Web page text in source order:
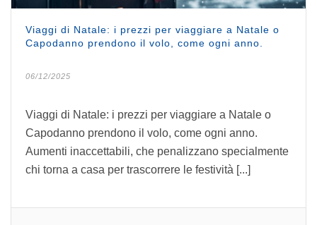
Viaggi di Natale: i prezzi per viaggiare a Natale o
Capodanno prendono il volo, come ogni anno.
06/12/2025
Viaggi di Natale: i prezzi per viaggiare a Natale o
Capodanno prendono il volo, come ogni anno.
Aumenti inaccettabili, che penalizzano specialmente
chi torna a casa per trascorrere le festività [...]